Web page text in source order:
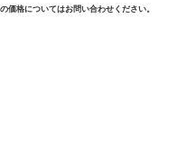
格についてはお問い合わせください。